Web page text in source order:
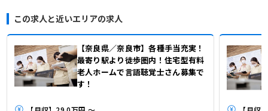
この求人と近いエリアの求人
【奈良県／奈良市】各種手当充実！
最寄り駅より徒歩圏内！住宅型有料
老人ホームで言語聴覚士さん募集で
す！